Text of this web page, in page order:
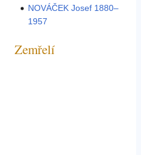
NOVÁČEK Josef 1880–
1957
Zemřelí